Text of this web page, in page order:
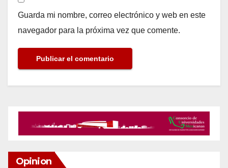
Guarda mi nombre, correo electrónico y web en este
navegador para la próxima vez que comente.
Opinion